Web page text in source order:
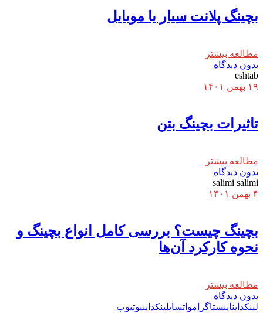
بچینگ پلانت سیار یا موبایل
مطالعه بیشتر
بدون دیدگاه
eshtab
۱۹ بهمن ۱۴۰۱
تاثیرات بچینگ بتن
مطالعه بیشتر
بدون دیدگاه
salimi salimi
۴ بهمن ۱۴۰۱
بچینگ چیست؟ بررسی کامل انواع بچینگ و
نحوه کارکرد آن‌ها
مطالعه بیشتر
بدون دیدگاه
لینکدایناینستاگرامواتساپلینکداینیوتیوب